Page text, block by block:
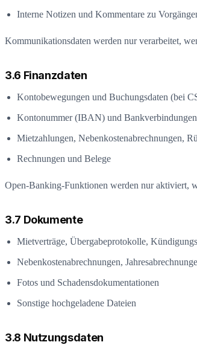
Interne Notizen und Kommentare zu
Kommunikationsdaten werden nur verarbeitet,
3.6 Finanzdaten
Kontobewegungen und Buchungsdaten (bei
Kontonummer (IBAN) und
Mietzahlungen, Nebenkostenabrechnungen,
Rechnungen und Belege
Open-Banking-Funktionen werden nur aktiviert,
3.7 Dokumente
Mietverträge, Übergabeprotokolle,
Nebenkostenabrechnungen,
Fotos und Schadensdokumentationen
Sonstige hochgeladene Dateien
3.8 Nutzungsdaten